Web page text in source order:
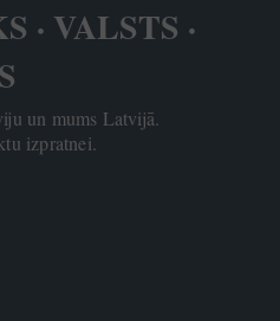
· VALSTS ·
un mums Latvijā.
izpratnei.